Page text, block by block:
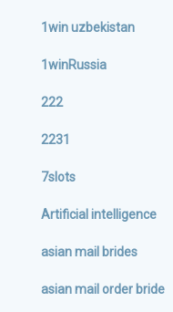
1win uzbekistan
1winRussia
222
2231
7slots
Artificial intelligence
asian mail brides
asian mail order bride